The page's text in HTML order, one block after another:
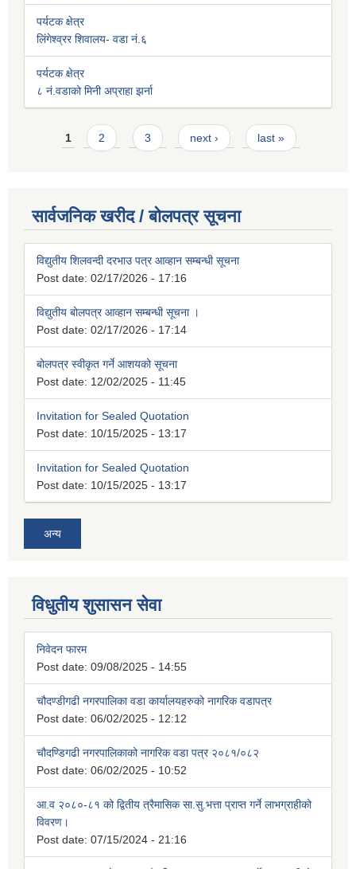
पर्यटक क्षेत्र
लिंगेश्व्रर शिवालय- वडा नं.६
पर्यटक क्षेत्र
८ नं.वडाको मिनी अप्राहा झर्ना
Pages
1 2 3 next › last »
सार्वजनिक खरीद / बोलपत्र सूचना
विद्युतीय शिलवन्दी दरभाउ पत्र आव्हान सम्बन्धी सूचना
Post date: 02/17/2026 - 17:16
विद्युतीय बोलपत्र आव्हान सम्बन्धी सूचना ।
Post date: 02/17/2026 - 17:14
बोलपत्र स्वीकृत गर्ने आशयको सूचना
Post date: 12/02/2025 - 11:45
Invitation for Sealed Quotation
Post date: 10/15/2025 - 13:17
Invitation for Sealed Quotation
Post date: 10/15/2025 - 13:17
अन्य
विधुतीय शुसासन सेवा
निवेदन फारम
Post date: 09/08/2025 - 14:55
चौदण्डीगढी नगरपालिका वडा कार्यालयहरुको नागरिक वडापत्र
Post date: 06/02/2025 - 12:12
चौदण्डिगढी नगरपालिकाको नागरिक वडा पत्र २०८१/०८२
Post date: 06/02/2025 - 10:52
आ.व २०८०-८१ को द्वितीय त्रैमासिक सा.सु.भत्ता प्राप्त गर्ने लाभग्राहीको
विवरण।
Post date: 07/15/2024 - 21:16